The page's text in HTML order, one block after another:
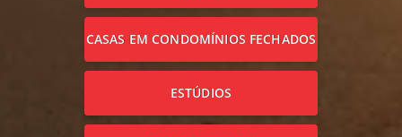
CASAS EM CONDOMÍNIOS FECHADOS
ESTÚDIOS